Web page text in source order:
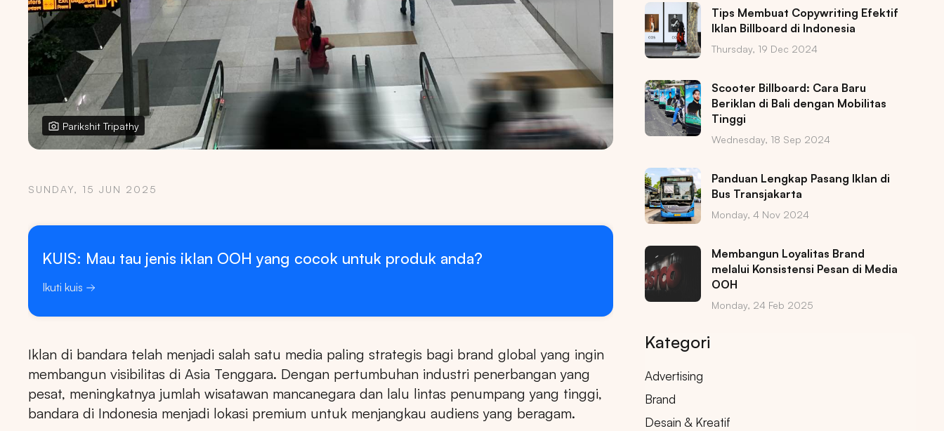
Parikshit Tripathy
SUNDAY, 15 JUN 2025
KUIS: Mau tau jenis iklan OOH yang cocok untuk produk anda?
Ikuti kuis
Iklan di bandara telah menjadi salah satu media paling strategis bagi brand global yang ingin
membangun visibilitas di Asia Tenggara. Dengan pertumbuhan industri penerbangan yang
pesat, meningkatnya jumlah wisatawan mancanegara dan lalu lintas penumpang yang tinggi,
bandara di Indonesia menjadi lokasi premium untuk menjangkau audiens yang beragam.
Tips Membuat Copywriting Efektif
Iklan Billboard di Indonesia
Thursday, 19 Dec 2024
Scooter Billboard: Cara Baru
Beriklan di Bali dengan Mobilitas
Tinggi
Wednesday, 18 Sep 2024
Panduan Lengkap Pasang Iklan di
Bus Transjakarta
Monday, 4 Nov 2024
Membangun Loyalitas Brand
melalui Konsistensi Pesan di Media
OOH
Monday, 24 Feb 2025
Kategori
Advertising
Brand
Desain & Kreatif